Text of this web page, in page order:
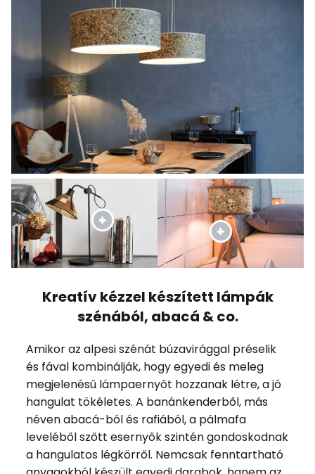
Kreatív kézzel készített lámpák
szénából, abacá & co.
Amikor az alpesi szénát búzavirággal préselik
és fával kombinálják, hogy egyedi és meleg
megjelenésű lámpaernyőt hozzanak létre, a jó
hangulat tökéletes. A banánkenderből, más
néven abacá-ból és rafiából, a pálmafa
leveléből szőtt esernyők szintén gondoskodnak
a hangulatos légkörről. Nemcsak fenntartható